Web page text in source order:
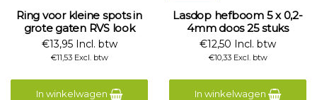
Ring voor kleine spots in
grote gaten RVS look
€13,95 Incl. btw
€11,53 Excl. btw
In winkelwagen
Lasdop hefboom 5 x 0,2-
4mm doos 25 stuks
€12,50 Incl. btw
€10,33 Excl. btw
In winkelwagen